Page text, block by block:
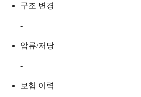
구조 변경
-
압류/저당
-
보험 이력